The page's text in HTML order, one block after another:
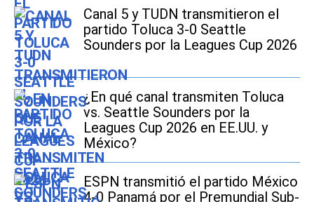
Canal 5 y TUDN transmitieron el
partido Toluca 3-0 Seattle
Sounders por la Leagues Cup 2026
¿En qué canal transmiten Toluca
vs. Seattle Sounders por la
Leagues Cup 2026 en EE.UU. y
México?
ESPN transmitió el partido México
4-0 Panamá por el Premundial Sub-